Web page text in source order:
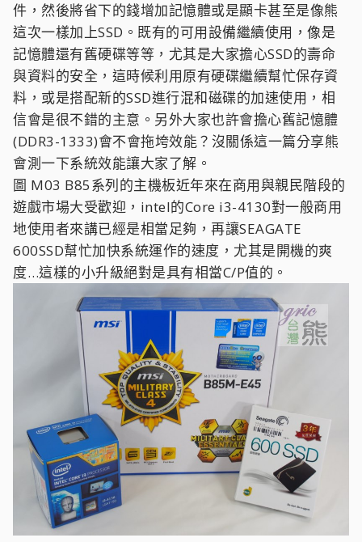
件，然後將省下的錢增加記憶體或是顯卡甚至是像熊
這次一樣加上SSD。既有的可用設備繼續使用，像是
記憶體還有舊硬碟等等，尤其是大家擔心SSD的壽命
與資料的安全，這時候利用原有硬碟繼續幫忙保存資
料，或是搭配新的SSD進行混和磁碟的加速使用，相
信會是很不錯的主意。另外大家也許會擔心舊記憶體
(DDR3-1333)會不會拖垮效能？沒關係這一篇分享熊
會測一下系統效能讓大家了解。
圖 M03 B85系列的主機板近年來在商用與親民階段的
遊戲市場大受歡迎，intel的Core i3-4130對一般商用
地使用者來講已經是相當足夠，再讓SEAGATE
600SSD幫忙加快系統運作的速度，尤其是開機的爽
度…這樣的小升級絕對是具有相當C/P值的。